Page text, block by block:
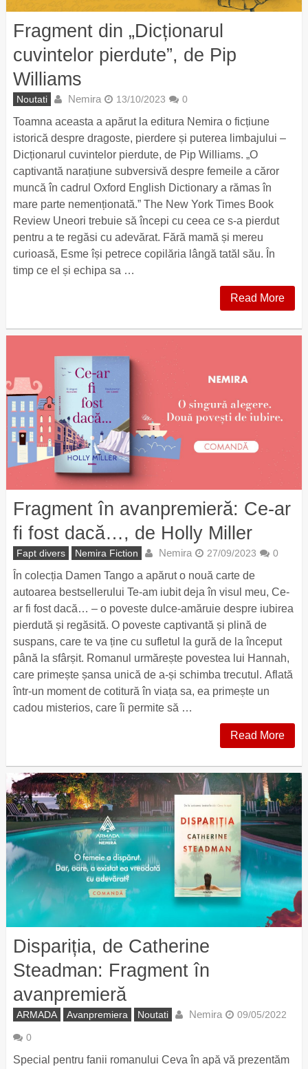
Fragment din „Dicționarul
cuvintelor pierdute”, de Pip
Williams
Noutati Nemira 13/10/2023 0
Toamna aceasta a apărut la editura Nemira o ficțiune
istorică despre dragoste, pierdere și puterea limbajului –
Dicționarul cuvintelor pierdute, de Pip Williams. „O
captivantă narațiune subversivă despre femeile a căror
muncă în cadrul Oxford English Dictionary a rămas în
mare parte nemenționată.” The New York Times Book
Review Uneori trebuie să începi cu ceea ce s-a pierdut
pentru a te regăsi cu adevărat. Fără mamă și mereu
curioasă, Esme își petrece copilăria lângă tatăl său. În
timp ce el și echipa sa …
Read More
Fragment în avanpremieră: Ce-ar
fi fost dacă…, de Holly Miller
Fapt divers Nemira Fiction Nemira 27/09/2023 0
În colecția Damen Tango a apărut o nouă carte de
autoarea bestsellerului Te-am iubit deja în visul meu, Ce-
ar fi fost dacă… – o poveste dulce-amăruie despre iubirea
pierdută și regăsită. O poveste captivantă și plină de
suspans, care te va ține cu sufletul la gură de la început
până la sfârșit. Romanul urmărește povestea lui Hannah,
care primește șansa unică de a-și schimba trecutul. Aflată
într-un moment de cotitură în viața sa, ea primește un
cadou misterios, care îi permite să …
Read More
Dispariția, de Catherine
Steadman: Fragment în
avanpremieră
ARMADA Avanpremiera Noutati Nemira 09/05/2022
0
Special pentru fanii romanului Ceva în apă vă prezentăm